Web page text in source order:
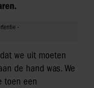
we uit moeten
de hand was. We
toen een